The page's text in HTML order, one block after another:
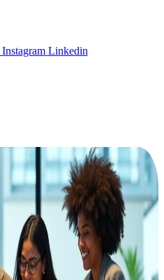
Instagram Linkedin